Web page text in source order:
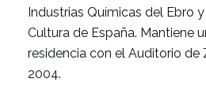
Industrias Químicas del Ebro
Cultura de España. Mantiene
residencia con el Auditorio de
2004.